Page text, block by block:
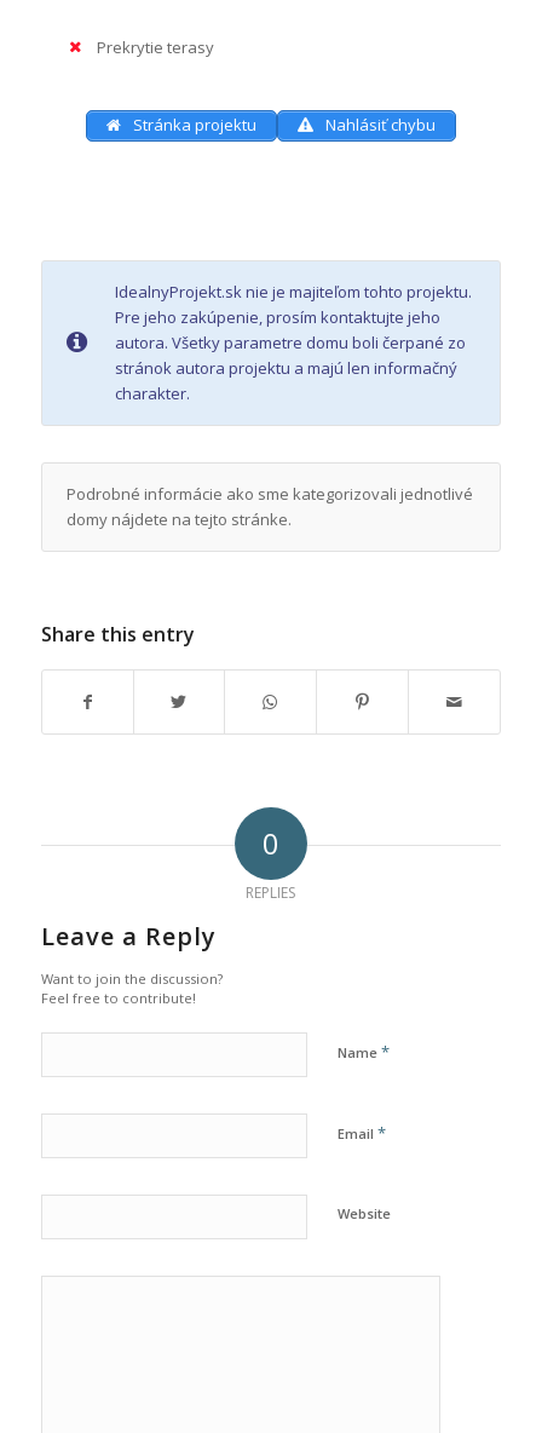
Prekrytie terasy
Stránka projektu Nahlásiť chybu
IdealnyProjekt.sk nie je majiteľom tohto projektu.
Pre jeho zakúpenie, prosím kontaktujte jeho
autora. Všetky parametre domu boli čerpané zo
stránok autora projektu a majú len informačný
charakter.
Podrobné informácie ako sme kategorizovali jednotlivé
domy nájdete na tejto stránke.
Share this entry
0
REPLIES
Leave a Reply
Want to join the discussion?
Feel free to contribute!
Name *
Email *
Website